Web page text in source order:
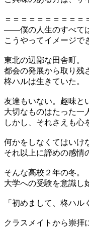
＝＝＝＝＝＝＝＝＝＝
――僕の人生のすべて
こうやってイメージで
東北の辺鄙な田舎町。
都会の発展から取り残
柊ハルは生きていた。
友達もいない。趣味と
大切なものはたった一
しかし、それさえも心
何かをしなくてはいけ
それ以上に諦めの感情
そんな高校２年の冬。
大学への受験を意識し
「初めまして、柊ハル
クラスメイトから崇拝